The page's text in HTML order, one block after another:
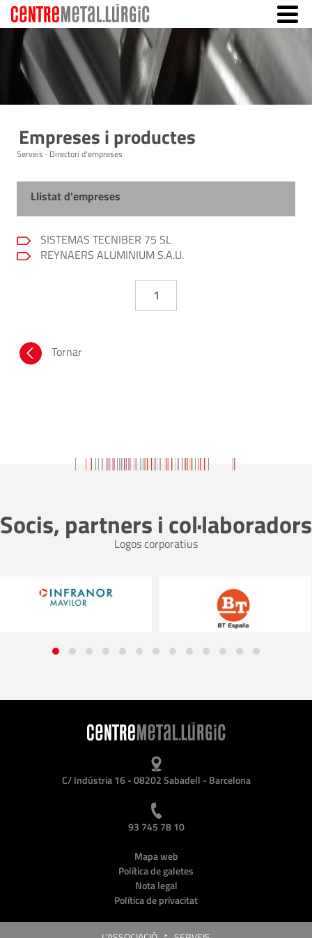
Empreses i productes
Serveis · Directori d'empreses
Llistat d'empreses
SISTEMAS TECNIBER 75 SL
REYNAERS ALUMINIUM S.A.U.
1
Tornar
Socis, partners i col·laboradors
Logos corporatius
C/ Indústria 16 - 08202 Sabadell - Barcelona
93 745 78 10
Mapa web
Política de galetes
Nota legal
Política de privacitat